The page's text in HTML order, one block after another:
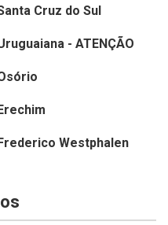
Cruz do Sul
- ATENÇÃO
Westphalen